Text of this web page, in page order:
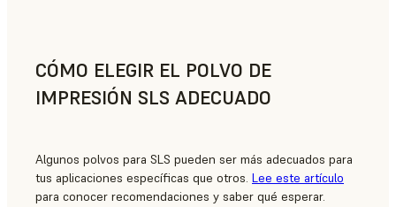
CÓMO ELEGIR EL POLVO DE
IMPRESIÓN SLS ADECUADO
Algunos polvos para SLS pueden ser más adecuados para
tus aplicaciones específicas que otros. Lee este artículo
para conocer recomendaciones y saber qué esperar.